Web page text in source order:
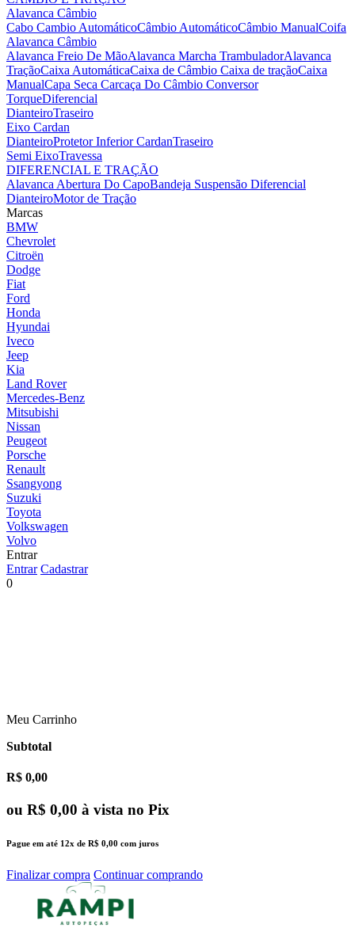
Alavanca Câmbio
Cabo Cambio AutomáticoCâmbio AutomáticoCâmbio ManualCoifa
Alavanca Câmbio
Alavanca Freio De MãoAlavanca Marcha TrambuladorAlavanca
TraçãoCaixa AutomáticaCaixa de Câmbio Caixa de traçãoCaixa
ManualCapa Seca Carcaça Do Câmbio Conversor
TorqueDiferencial
DianteiroTraseiro
Eixo Cardan
DianteiroProtetor Inferior CardanTraseiro
Semi EixoTravessa
DIFERENCIAL E TRAÇÃO
Alavanca Abertura Do CapoBandeja Suspensão Diferencial
DianteiroMotor de Tração
Marcas
BMW
Chevrolet
Citroën
Dodge
Fiat
Ford
Honda
Hyundai
Iveco
Jeep
Kia
Land Rover
Mercedes-Benz
Mitsubishi
Nissan
Peugeot
Porsche
Renault
Ssangyong
Suzuki
Toyota
Volkswagen
Volvo
Entrar
Entrar Cadastrar
0
Meu Carrinho
Subtotal
R$ 0,00
ou R$ 0,00 à vista no Pix
Pague em até 12x de R$ 0,00 com juros
Finalizar compra Continuar comprando